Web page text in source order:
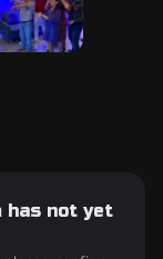
has not yet